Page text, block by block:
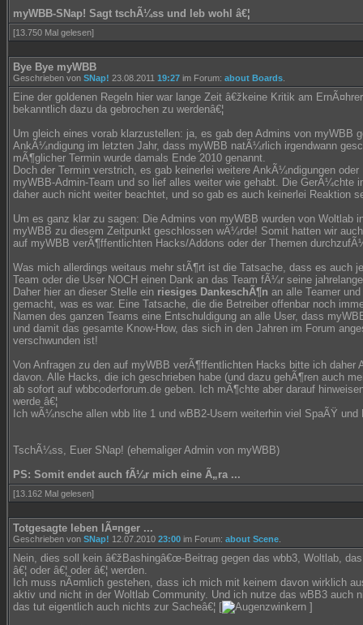
myWBB-SNap! Sagt tschÃ¼ss und leb wohl â€¦
[13.750 Mal gelesen]
Bye Bye myWBB
Geschrieben von SNap! 23.08.2011 19:27 im Forum: about Boards
Eine der goldenen Regeln hier war lange Zeit â€žkeine Kritik am
bekanntlich dazu da gebrochen zu werdenâ€¦
Um gleich eines vorab klarzustellen: ja, es gab den Admins von myWBB
AnkÃ¼ndigung im letzten Jahr, dass myWBB natÃ¼rlich irgendwann
mÃ¶glicher Termin wurde damals Ende 2010 genannt.
Doch der Termin verstrich, es gab keinerlei weitere AnkÃ¼ndigungen
myWBB-Admin-Team und so lief alles weiter wie gehabt. Die GerÃ¼chte
daher auch nicht weiter beachtet, und so gab es auch keinerlei Reaktion
Um es ganz klar zu sagen: Die Admins von myWBB wurden von Woltlab
myWBB zu diesem Zeitpunkt geschlossen wÃ¼rde! Somit hatten wir
auf myWBB verÃ¶ffentlichten Hacks/Addons oder der Themen
Was mich allerdings weitaus mehr stÃ¶rt ist die Tatsache, dass es auch
Team oder die User NOCH einen Dank an das Team fÃ¼r seine
Daher hier an dieser Stelle ein riesiges DankeschÃ¶n an alle Teamer
gemacht, was es war. Eine Tatsache, die die Betreiber offenbar noch
Namen des ganzen Teams eine Entschuldigung an alle User, dass
und damit das gesamte Know-How, das sich in den Jahren im Forum
verschwunden ist!
Von Anfragen zu den auf myWBB verÃ¶ffentlichten Hacks bitte ich daher
davon. Alle Hacks, die ich geschrieben habe (und dazu gehÃ¶ren auch
ab sofort auf wbbcoderforum.de geben. Ich mÃ¶chte aber darauf
werde â€¦
Ich wÃ¼nsche allen wbb lite 1 und wBB2-Usern weiterhin viel SpaÃŸ und
TschÃ¼ss, Euer SNap! (ehemaliger Admin von myWBB)
PS: Somit endet auch fÃ¼r mich eine Ã„ra ...
[13.162 Mal gelesen]
Totgesagte leben lÃ¤nger ...
Geschrieben von SNap! 12.07.2010 23:00 im Forum: about Scene
Nein, dies soll kein â€žBashingâ€œ-Beitrag gegen das wbb3, Woltlab,
â€¦ oder â€¦ oder â€¦ werden.
Ich muss nÃ¤mlich gestehen, dass ich mich mit keinem davon wirklich
aktiv und nicht in der Woltlab Community. Und ich nutze das wBB3 auch
das tut eigentlich auch nichts zur Sacheâ€¦ [
]